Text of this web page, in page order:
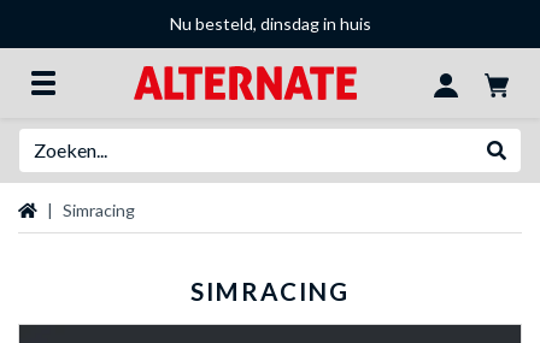
Nu besteld, dinsdag in huis
Startpagina
Simracing
SIMRACING